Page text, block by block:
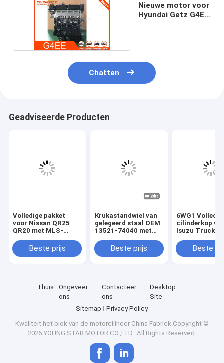
Nieuwe motor voor
Hyundai Getz G4EE
Chatten
Geadviseerde Producten
Volledige pakket
voor Nissan QR25
QR20 met MLS-
30000 km garantie
Beste prijs
Krukastandwiel van
gelegeerd staal OEM
13521-74040 met
voor Toyota-
motoren
Beste prijs
6WG1
cilinderkop
Isuzu Truck
en 30000 km
garantie
Beste
Thuis
Ongeveer
ons
Contacteer
ons
Desktop
Site
Sitemap
Privacy Policy
Kwaliteit het blok van de motorcilinderChina Fabriek.Copyright ©
2026 YOUNG STAR MOTOR CO.,LTD.. All Rights Reserved.